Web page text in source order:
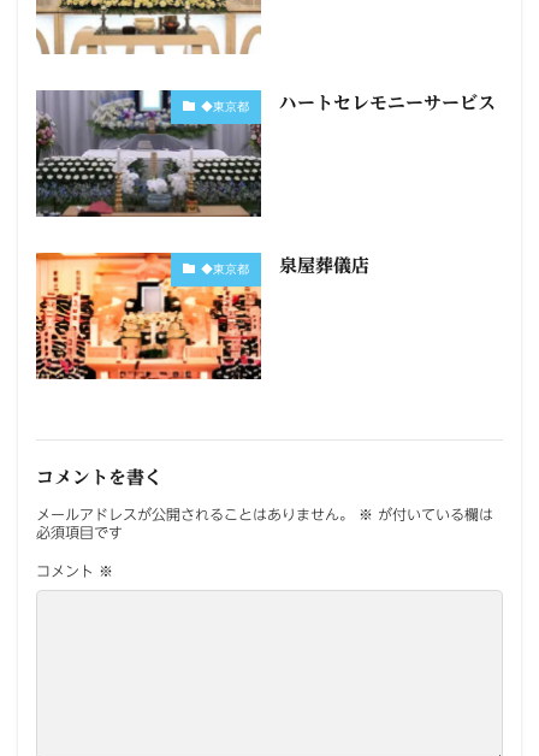
◆東京都 ハートセレモニーサービス
◆東京都 泉屋葬儀店
コメントを書く
メールアドレスが公開されることはありません。 ※ が付いている欄は
必須項目です
コメント ※